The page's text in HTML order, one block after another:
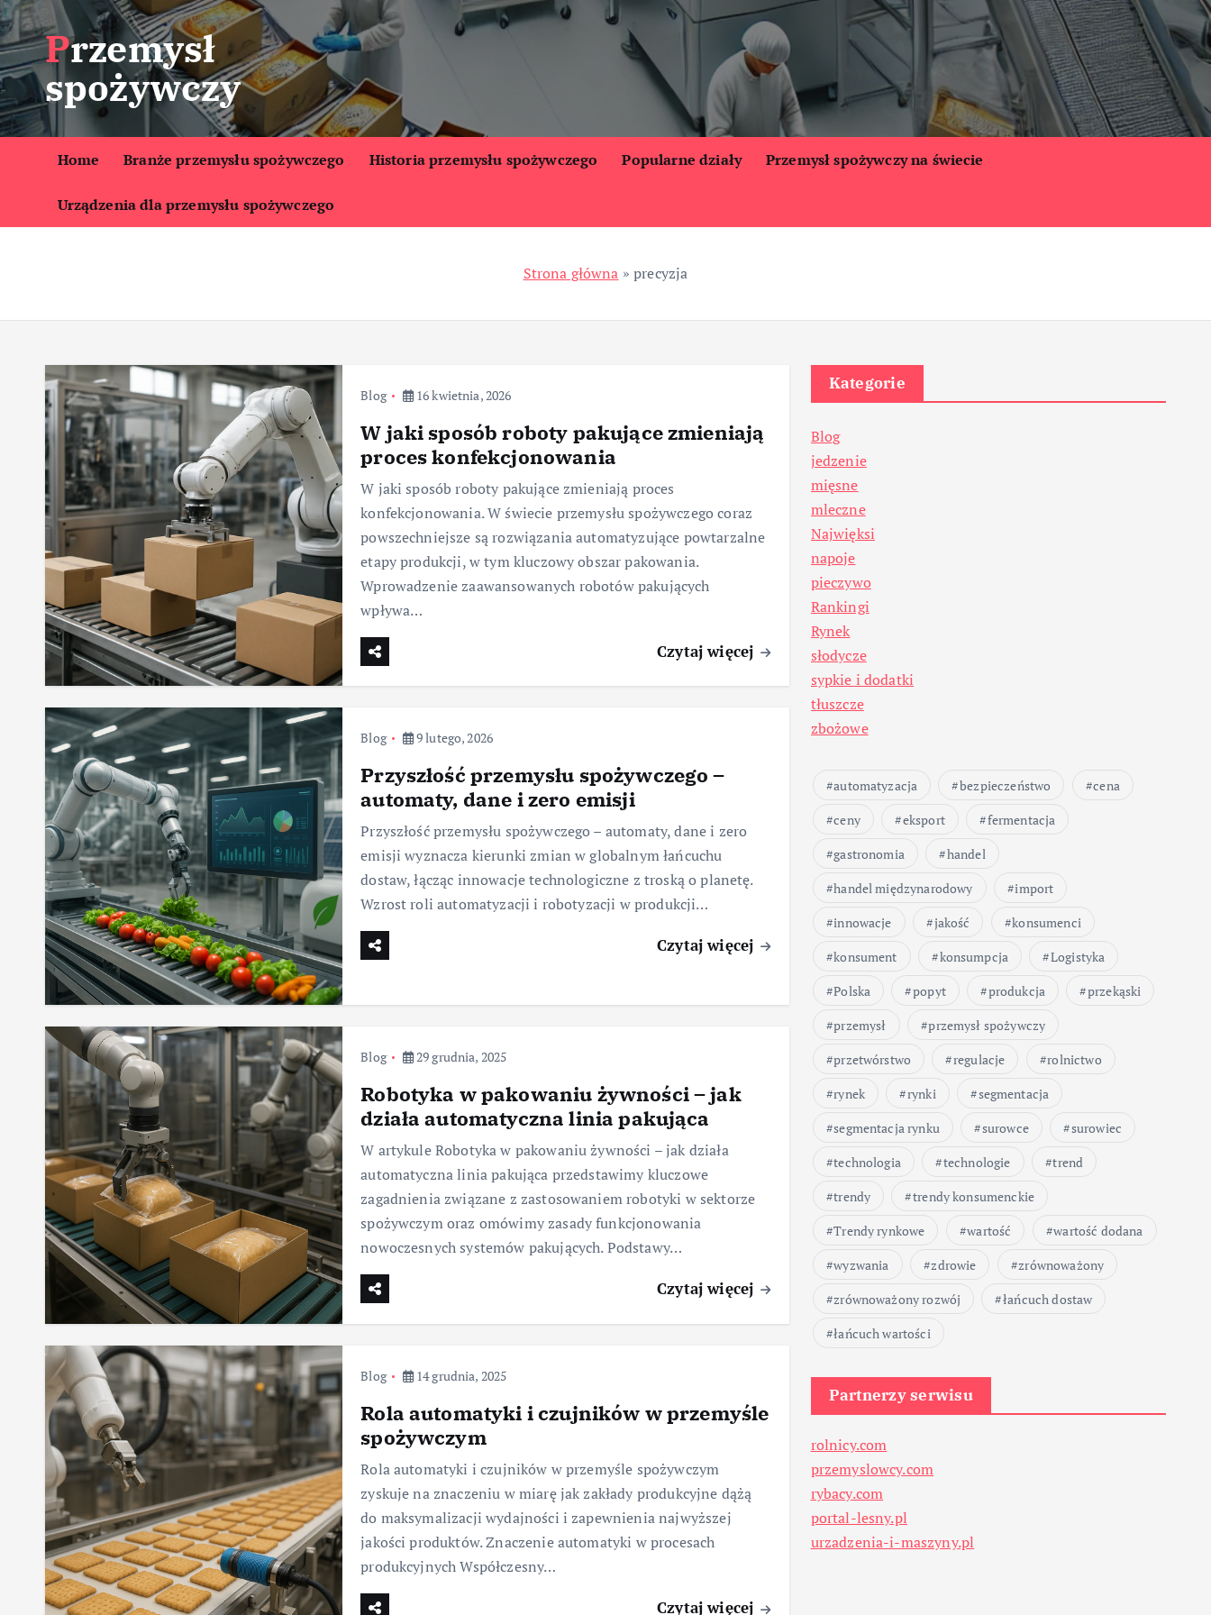
S
k
i
p
t
o
t
Przemysł
spożywczy
Home Branże przemysłu spożywczego Historia przemysłu spożywczego Popularne działy Przemysł spożywczy na świecie
Urządzenia dla przemysłu spożywczego
Strona główna »precyzja
Blog 16 kwietnia, 2026
W jaki sposób roboty pakujące zmieniają
proces konfekcjonowania
W jaki sposób roboty pakujące zmieniają proces
konfekcjonowania. W świecie przemysłu spożywczego coraz
powszechniejsze są rozwiązania automatyzujące powtarzalne
etapy produkcji, w tym kluczowy obszar pakowania.
Wprowadzenie zaawansowanych robotów pakujących
wpływa…
Czytaj więcej
Blog 9 lutego, 2026
Przyszłość przemysłu spożywczego –
automaty, dane i zero emisji
Przyszłość przemysłu spożywczego – automaty, dane i zero
emisji wyznacza kierunki zmian w globalnym łańcuchu
dostaw, łącząc innowacje technologiczne z troską o planetę.
Wzrost roli automatyzacji i robotyzacji w produkcji…
Czytaj więcej
Blog 29 grudnia, 2025
Robotyka w pakowaniu żywności – jak
działa automatyczna linia pakująca
W artykule Robotyka w pakowaniu żywności – jak działa
automatyczna linia pakująca przedstawimy kluczowe
zagadnienia związane z zastosowaniem robotyki w sektorze
spożywczym oraz omówimy zasady funkcjonowania
nowoczesnych systemów pakujących. Podstawy…
Czytaj więcej
Blog 14 grudnia, 2025
Rola automatyki i czujników w przemyśle
spożywczym
Rola automatyki i czujników w przemyśle spożywczym
zyskuje na znaczeniu w miarę jak zakłady produkcyjne dążą
do maksymalizacji wydajności i zapewnienia najwyższej
jakości produktów. Znaczenie automatyki w procesach
produkcyjnych Współczesny…
Czytaj więcej
Kategorie
Blog
jedzenie
mięsne
mleczne
Najwięksi
napoje
pieczywo
Rankingi
Rynek
słodycze
sypkie i dodatki
tłuszcze
zbożowe
automatyzacja bezpieczeństwo
cena
ceny
eksport
fermentacja
gastronomia
handel
handel międzynarodowy
import
innowacje
jakość
konsumenci
konsument
konsumpcja
Logistyka
Polska
popyt produkcja
przekąski
przemysł
przemysł spożywczy
przetwórstwo
regulacje
rolnictwo
rynek
rynki
segmentacja
segmentacja rynku
surowce
surowiec
technologia
technologie
trend
trendy
trendy konsumenckie
Trendy rynkowe
wartość
wartość dodana
wyzwania
zdrowie
zrównoważony
zrównoważony rozwój
łańcuch dostaw
łańcuch wartości
Partnerzy serwisu
rolnicy.com
przemyslowcy.com
rybacy.com
portal-lesny.pl
urzadzenia-i-maszyny.pl